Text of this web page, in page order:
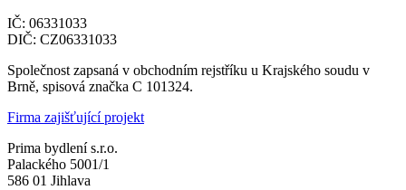
IČ: 06331033
DIČ: CZ06331033
Společnost zapsaná v obchodním rejstříku u Krajského soudu v
Brně, spisová značka C 101324.
Firma zajišťující projekt
Prima bydlení s.r.o.
Palackého 5001/1
586 01 Jihlava